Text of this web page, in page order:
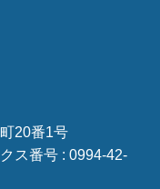
20番1号
ス番号 : 0994-42-